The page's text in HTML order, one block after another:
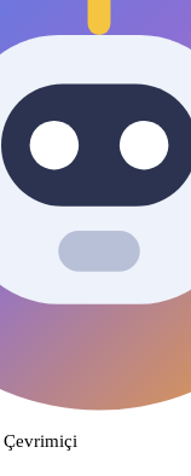
Çevrimiçi